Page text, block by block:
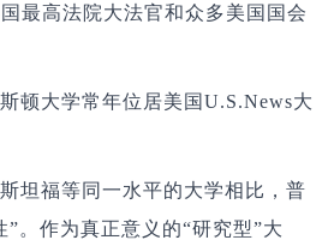
最高法院大法官和众多美国国会
顿大学常年位居美国U.S.News大
坦福等同一水平的大学相比，普
。作为真正意义的“研究型”大